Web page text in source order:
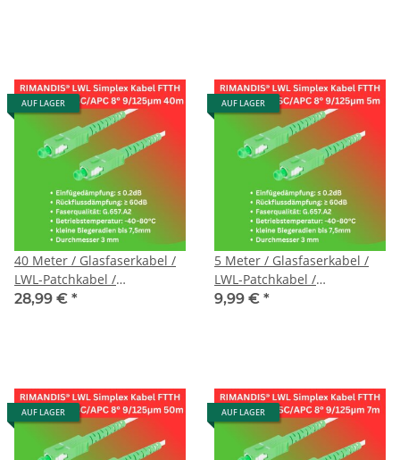
AUF LAGER
40 Meter / Glasfaserkabel /
LWL-Patchkabel /
Singlemode / G657.A2
28,99 € *
AUF LAGER
5 Meter / Glasfaserkabel /
LWL-Patchkabel /
Singlemode / G657.A2
9,99 € *
AUF LAGER AUF LAGER